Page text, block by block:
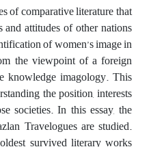
of comparative literature that
attitudes of other nations
of women’s image in
the viewpoint of a foreign
imagology. This
the position, interests
societies. In this essay, the
Travelogues are studied.
survived literary works